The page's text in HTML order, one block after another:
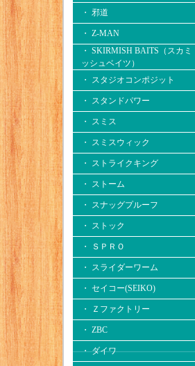
・ 邪道
・ Z-MAN
・ SKIRMISH BAITS（スカミ
ッシュベイツ）
・ スタジオコンポジット
・ スタンドパワー
・ スミス
・ スミスウィック
・ ストライクキング
・ ストーム
・ スナッグプルーフ
・ ストック
・ ＳＰＲＯ
・ スライダーワーム
・ セイコー(SEIKO)
・ Ｚファクトリー
・ ZBC
・ ダイワ